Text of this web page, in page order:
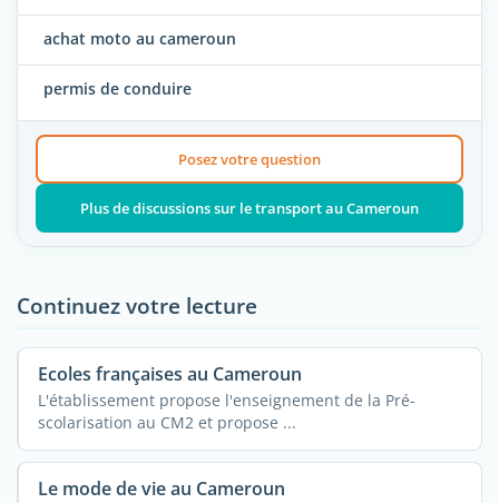
achat moto au cameroun
permis de conduire
Posez votre question
Plus de discussions sur le transport au Cameroun
Continuez votre lecture
Ecoles françaises au Cameroun
L'établissement propose l'enseignement de la Pré-
scolarisation au CM2 et propose ...
Le mode de vie au Cameroun